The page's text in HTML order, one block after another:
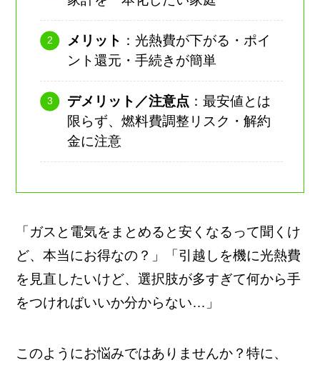
メリット ：光熱費が下がる・ポイ
ント還元・手続きが簡単
デメリット／注意点 ：最安値とは
限らず、燃料費調整リスク・解約
金に注意
「ガスと電気をまとめると安くなるって聞くけ
ど、本当にお得なの？」「引越しを機に光熱費
を見直したいけど、選択肢が多すぎて何から手
をつければいいか分からない…」
このようにお悩みではありませんか？特に、